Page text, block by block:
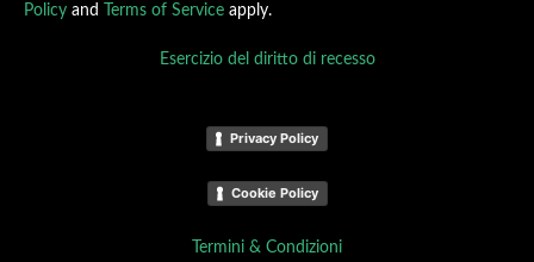
Policy and Terms of Service apply.
Esercizio del diritto di recesso
Privacy Policy
Cookie Policy
Termini & Condizioni